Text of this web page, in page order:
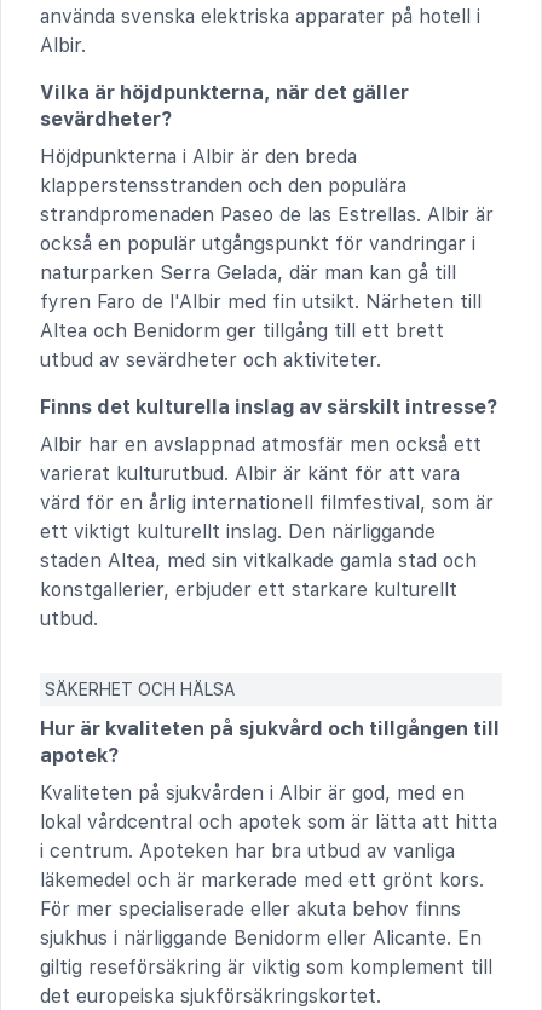
använda svenska elektriska apparater på hotell i
Albir.
Vilka är höjdpunkterna, när det gäller
sevärdheter?
Höjdpunkterna i Albir är den breda
klapperstensstranden och den populära
strandpromenaden Paseo de las Estrellas. Albir är
också en populär utgångspunkt för vandringar i
naturparken Serra Gelada, där man kan gå till
fyren Faro de l'Albir med fin utsikt. Närheten till
Altea och Benidorm ger tillgång till ett brett
utbud av sevärdheter och aktiviteter.
Finns det kulturella inslag av särskilt intresse?
Albir har en avslappnad atmosfär men också ett
varierat kulturutbud. Albir är känt för att vara
värd för en årlig internationell filmfestival, som är
ett viktigt kulturellt inslag. Den närliggande
staden Altea, med sin vitkalkade gamla stad och
konstgallerier, erbjuder ett starkare kulturellt
utbud.
SÄKERHET OCH HÄLSA
Hur är kvaliteten på sjukvård och tillgången till
apotek?
Kvaliteten på sjukvården i Albir är god, med en
lokal vårdcentral och apotek som är lätta att hitta
i centrum. Apoteken har bra utbud av vanliga
läkemedel och är markerade med ett grönt kors.
För mer specialiserade eller akuta behov finns
sjukhus i närliggande Benidorm eller Alicante. En
giltig reseförsäkring är viktig som komplement till
det europeiska sjukförsäkringskortet.